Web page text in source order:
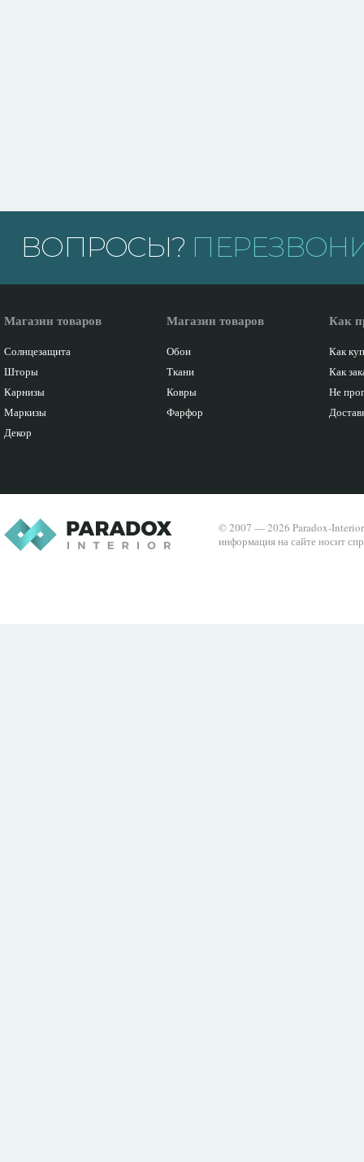
ВОПРОСЫ?
Магазин товаров
Солнцезащита
Шторы
Карнизы
Маркизы
Декор
Магазин товаров
Обои
Ткани
Ковры
Фарфор
Как
Как
Как
Не
© 2007 — 2026 Paradox-
информация на сайте носит